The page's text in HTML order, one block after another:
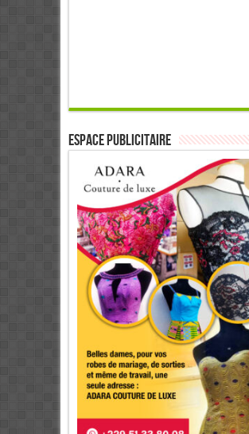
ESPACE PUBLICITAIRE